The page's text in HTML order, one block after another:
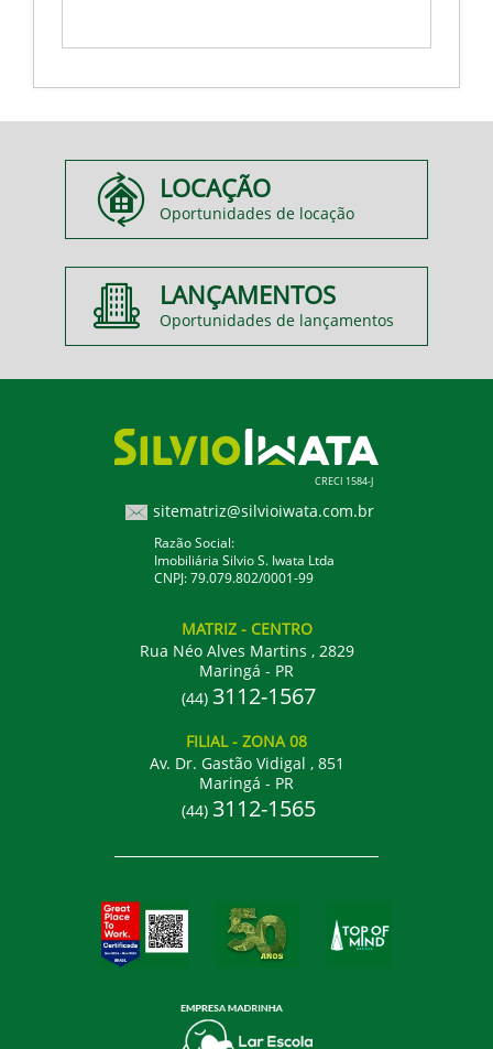
LOCAÇÃO
Oportunidades de locação
LANÇAMENTOS
Oportunidades de lançamentos
CRECI 1584-J
sitematriz@silvioiwata.com.br
Razão Social:
Imobiliária Silvio S. Iwata Ltda
CNPJ: 79.079.802/0001-99
MATRIZ - CENTRO
Rua Néo Alves Martins , 2829
Maringá - PR
(44) 3112-1567
FILIAL- ZONA 08
Av. Dr. Gastão Vidigal , 851
Maringá - PR
(44) 3112-1565